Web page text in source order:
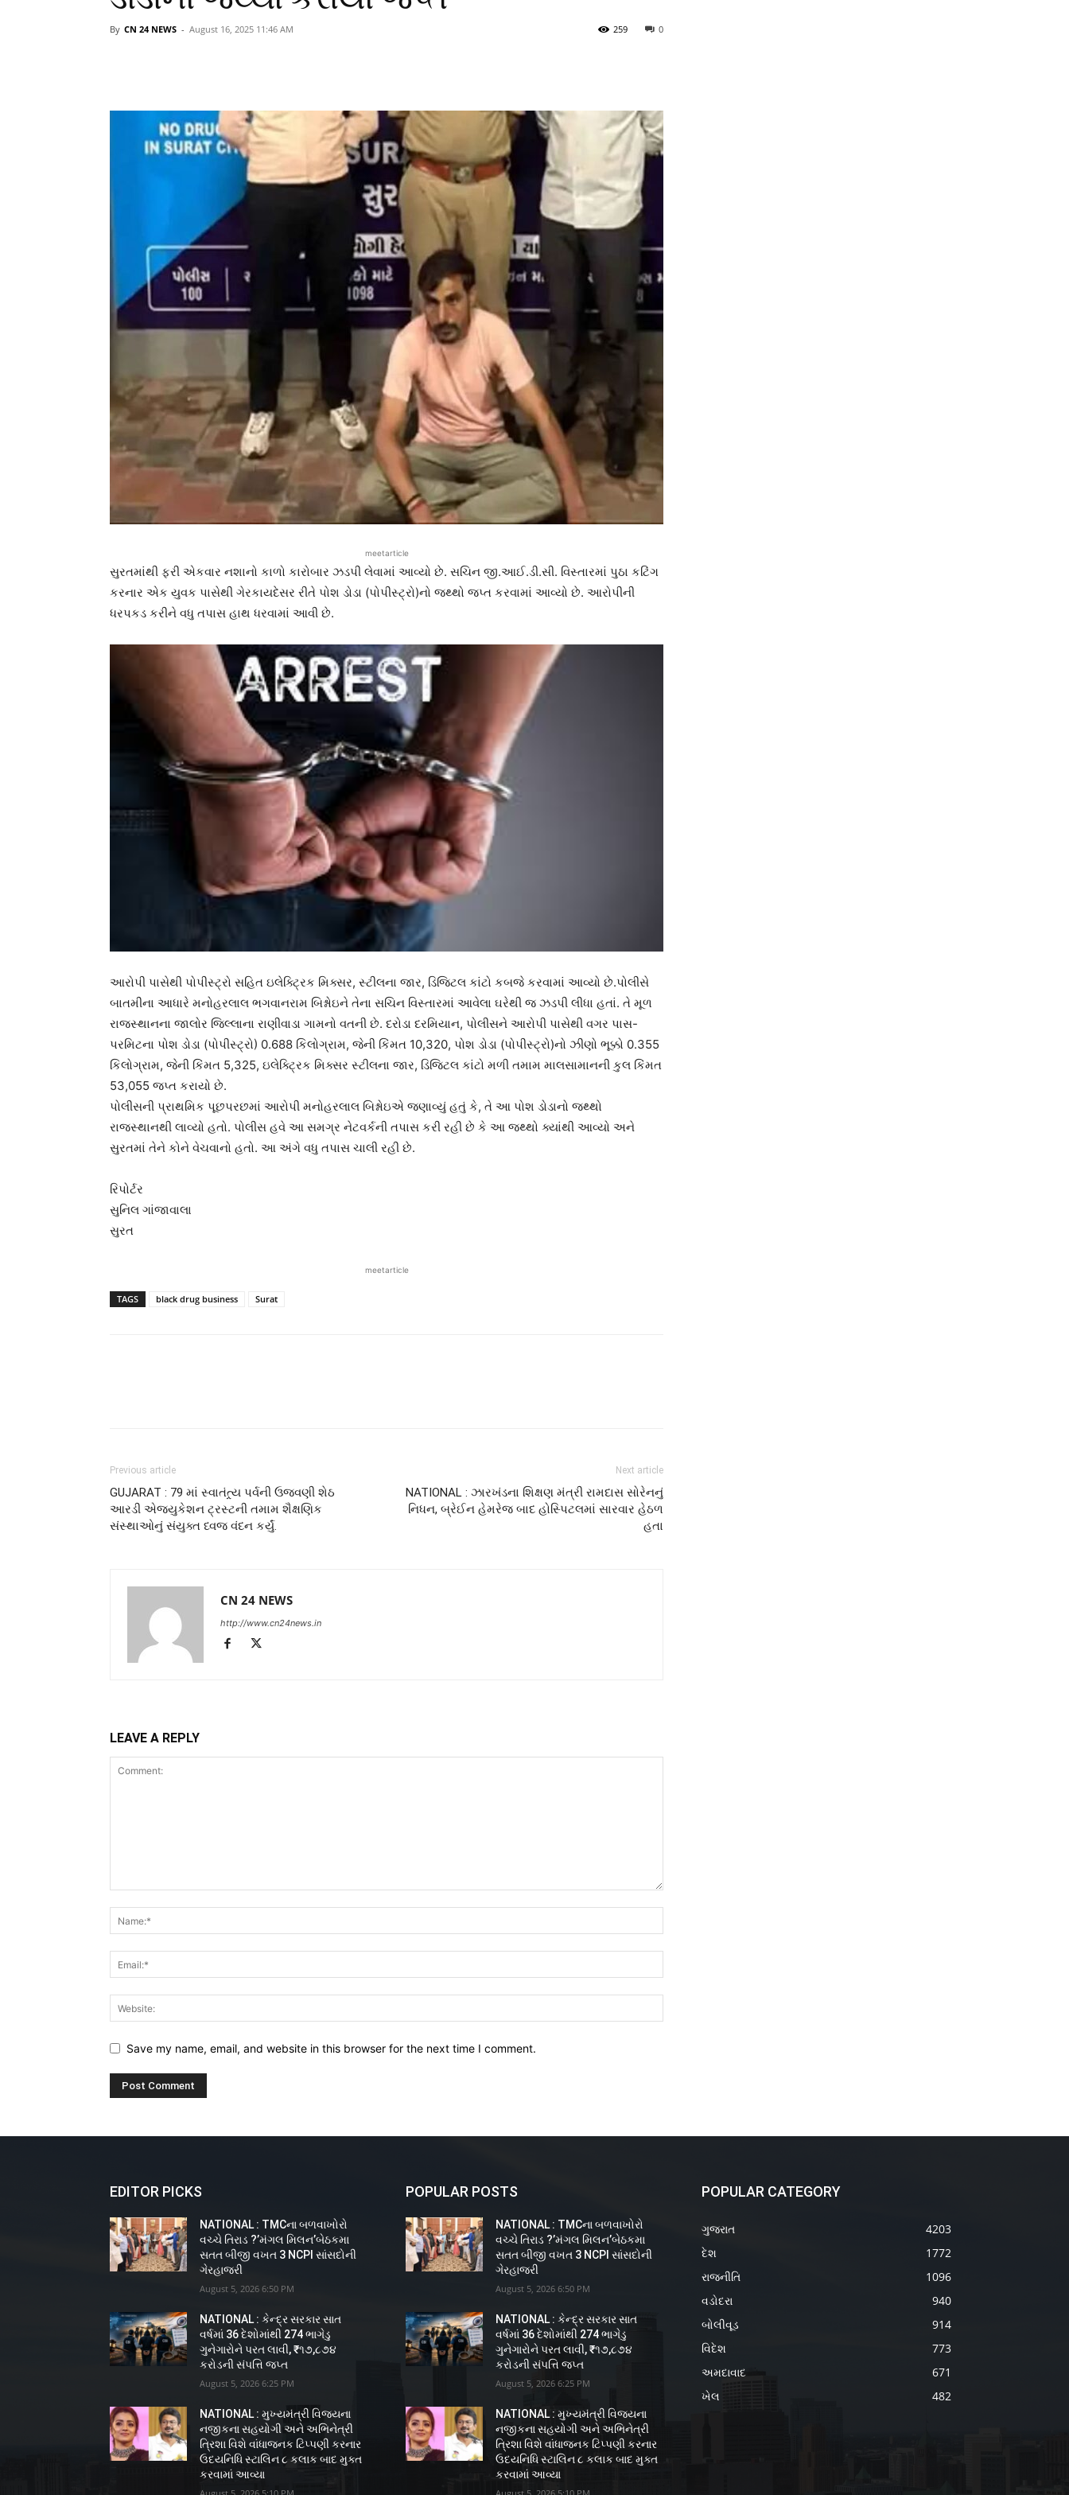
By CN 24 NEWS - August 16, 2025 11:46 AM 0
259
meetarticle
સુરતમાંથી ફરી એકવાર નશાનો કાળો કારોબાર ઝડપી લેવામાં આવ્યો છે. સચિન જી.આઈ.ડી.સી. વિસ્તારમાં પુઠા કટિંગ
કરનાર એક યુવક પાસેથી ગેરકાયદેસર રીતે પોશ ડોડા (પોપીસ્ટ્રો)નો જથ્થો જપ્ત કરવામાં આવ્યો છે. આરોપીની
ધરપકડ કરીને વધુ તપાસ હાથ ધરવામાં આવી છે.
આરોપી પાસેથી પોપીસ્ટ્રો સહિત ઇલેક્ટ્રિક મિક્સર, સ્ટીલના જાર, ડિજિટલ કાંટો કબજે કરવામાં આવ્યો છે.પોલીસે
બાતમીના આધારે મનોહરલાલ ભગવાનરામ બિશ્નોઇને તેના સચિન વિસ્તારમાં આવેલા ઘરેથી જ ઝડપી લીધા હતાં. તે મૂળ
રાજસ્થાનના જાલોર જિલ્લાના રાણીવાડા ગામનો વતની છે. દરોડા દરમિયાન, પોલીસને આરોપી પાસેથી વગર પાસ-
પરમિટના પોશ ડોડા (પોપીસ્ટ્રો) 0.688 કિલોગ્રામ, જેની કિંમત 10,320, પોશ ડોડા (પોપીસ્ટ્રો)નો ઝીણો ભૂક્કો 0.355
કિલોગ્રામ, જેની કિંમત 5,325, ઇલેક્ટ્રિક મિક્સર સ્ટીલના જાર, ડિજિટલ કાંટો મળી તમામ માલસામાનની કુલ કિંમત
53,055 જપ્ત કરાયો છે.
પોલીસની પ્રાથમિક પૂછપરછમાં આરોપી મનોહરલાલ બિશ્નોઇએ જણાવ્યું હતું કે, તે આ પોશ ડોડાનો જથ્થો
રાજસ્થાનથી લાવ્યો હતો. પોલીસ હવે આ સમગ્ર નેટવર્કની તપાસ કરી રહી છે કે આ જથ્થો ક્યાંથી આવ્યો અને
સુરતમાં તેને કોને વેચવાનો હતો. આ અંગે વધુ તપાસ ચાલી રહી છે.
રિપોર્ટર
સુનિલ ગાંજાવાલા
સુરત
meetarticle
TAGS black drug business Surat
Previous article
GUJARAT : 79 માં સ્વાતંત્ર્ય પર્વની ઉજવણી શેઠ
આરડી એજ્યુકેશન ટ્રસ્ટની તમામ શૈક્ષણિક
સંસ્થાઓનું સંયુક્ત ધ્વજ વંદન કર્યું.
Next article
NATIONAL : ઝારખંડના શિક્ષણ મંત્રી રામદાસ સોરેનનું
નિધન, બ્રેઈન હેમરેજ બાદ હોસ્પિટલમાં સારવાર હેઠળ
હતા
CN 24 NEWS
http://www.cn24news.in
LEAVE A REPLY
Save my name, email, and website in this browser for the next time I comment.
EDITOR PICKS
NATIONAL : TMCના બળવાખોરો
વચ્ચે તિરાડ ?’મંગલ મિલન’બેઠકમા
સતત બીજી વખત 3 NCPI સાંસદોની
ગેરહાજરી
August 5, 2026 6:50 PM
NATIONAL : કેન્દ્ર સરકાર સાત
વર્ષમાં 36 દેશોમાંથી 274 ભાગેડુ
ગુનેગારોને પરત લાવી, ₹૧૭,૮૭૪
કરોડની સંપત્તિ જપ્ત
August 5, 2026 6:25 PM
NATIONAL : મુખ્યમંત્રી વિજયના
નજીકના સહયોગી અને અભિનેત્રી
ત્રિશા વિશે વાંધાજનક ટિપ્પણી કરનાર
ઉદયનિધિ સ્ટાલિન ૮ કલાક બાદ મુક્ત
કરવામાં આવ્યા
POPULAR POSTS
NATIONAL : TMCના બળવાખોરો
વચ્ચે તિરાડ ?’મંગલ મિલન’બેઠકમા
સતત બીજી વખત 3 NCPI સાંસદોની
ગેરહાજરી
August 5, 2026 6:50 PM
NATIONAL : કેન્દ્ર સરકાર સાત
વર્ષમાં 36 દેશોમાંથી 274 ભાગેડુ
ગુનેગારોને પરત લાવી, ₹૧૭,૮૭૪
કરોડની સંપત્તિ જપ્ત
August 5, 2026 6:25 PM
NATIONAL : મુખ્યમંત્રી વિજયના
નજીકના સહયોગી અને અભિનેત્રી
ત્રિશા વિશે વાંધાજનક ટિપ્પણી કરનાર
ઉદયનિધિ સ્ટાલિન ૮ કલાક બાદ મુક્ત
કરવામાં આવ્યા
POPULAR CATEGORY
ગુજરાત
4203
દેશ
1772
રાજનીતિ
1096
વડોદરા
940
બોલીવૂડ
914
વિદેશ
773
અમદાવાદ
671
ખેલ
482